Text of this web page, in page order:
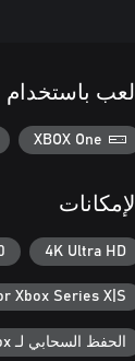
العب باستخدام
XBOX One
الإمكانات
4K Ultra HD
Xbox Series X|S
الحفظ السحابي لـ Xbox